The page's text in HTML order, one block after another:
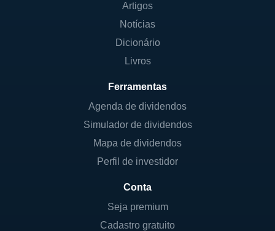
Artigos
Notícias
Dicionário
Livros
Ferramentas
Agenda de dividendos
Simulador de dividendos
Mapa de dividendos
Perfil de investidor
Conta
Seja premium
Cadastro gratuito